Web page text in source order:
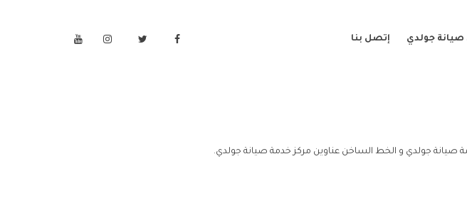
جولدي إتصل بنا
صيانة جولدي و الخط الساخن عناوين مركز خدمة صيانة جولدي.